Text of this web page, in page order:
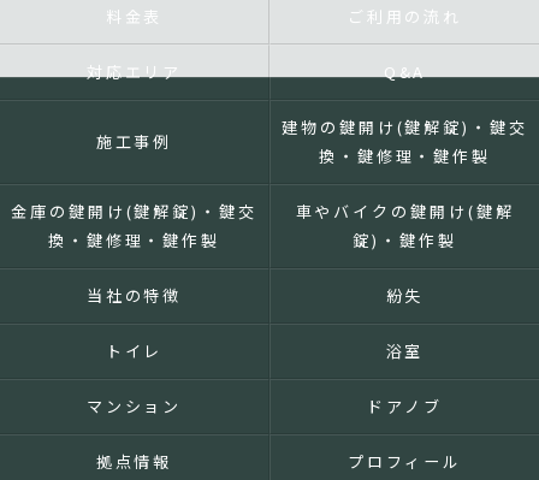
料金表 ご利用の流れ
対応エリア Q&A
施工事例
建物の鍵開け(鍵解錠)・鍵交
換・鍵修理・鍵作製
金庫の鍵開け(鍵解錠)・鍵交
換・鍵修理・鍵作製
車やバイクの鍵開け(鍵解
錠)・鍵作製
当社の特徴 紛失
トイレ 浴室
マンション ドアノブ
拠点情報 プロフィール